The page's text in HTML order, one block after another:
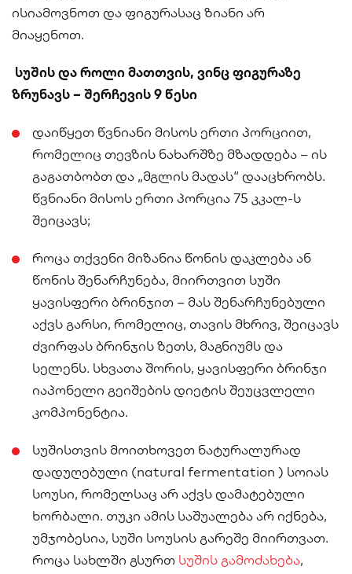
ისიამოვნოთ და ფიგურასაც ზიანი არ
მიაყენოთ.
სუშის და როლი მათთვის, ვინც ფიგურაზე
ზრუნავს – შერჩევის 9 წესი
დაიწყეთ წვნიანი მისოს ერთი პორციით,
რომელიც თევზის ნახარშზე მზადდება – ის
გაგათბობთ და „მგლის მადას“ დააცხრობს.
წვნიანი მისოს ერთი პორცია 75 კკალ-ს
შეიცავს;
როცა თქვენი მიზანია წონის დაკლება ან
წონის შენარჩუნება, მიირთვით სუში
ყავისფერი ბრინჯით – მას შენარჩუნებული
აქვს გარსი, რომელიც, თავის მხრივ, შეიცავს
ძვირფას ბრინჯის ზეთს, მაგნიუმს და
სელენს. სხვათა შორის, ყავისფერი ბრინჯი
იაპონელი გეიშების დიეტის შეუცვლელი
კომპონენტია.
სუშისთვის მოითხოვეთ ნატურალურად
დადუღებული (natural fermentation ) სოიას
სოუსი, რომელსაც არ აქვს დამატებული
ხორბალი. თუკი ამის საშუალება არ იქნება,
უმჯობესია, სუში სოუსის გარეშე მიირთვათ.
როცა სახლში გსურთ სუშის გამოძახება,